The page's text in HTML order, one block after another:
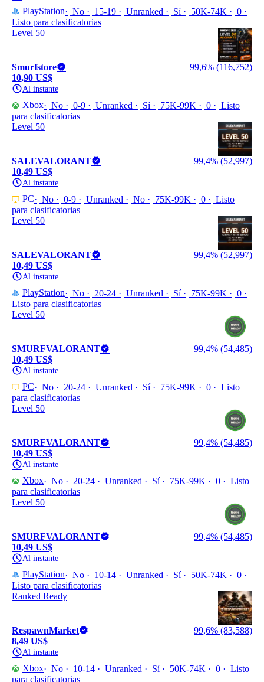
PlayStation No 15-19 Unranked Sí 50K-74K
0
Listo para clasificatorias
Level 50
Smurfstore
99,6% (116,752)
10,90 US$
Al instante
Xbox No 0-9 Unranked Sí 75K-99K 0
Listo
para clasificatorias
Level 50
SALEVALORANT
99,4% (52,997)
10,49 US$
Al instante
PC No 0-9 Unranked No 75K-99K 0
Listo
para clasificatorias
Level 50
SALEVALORANT
99,4% (52,997)
10,49 US$
Al instante
PlayStation No 20-24 Unranked Sí 75K-99K
0
Listo para clasificatorias
Level 50
SMURFVALORANT
99,4% (54,485)
10,49 US$
Al instante
PC No 20-24 Unranked Sí 75K-99K 0
Listo
para clasificatorias
Level 50
SMURFVALORANT
99,4% (54,485)
10,49 US$
Al instante
Xbox No 20-24 Unranked Sí 75K-99K 0
Listo
para clasificatorias
Level 50
SMURFVALORANT
99,4% (54,485)
10,49 US$
Al instante
PlayStation No 10-14 Unranked Sí 50K-74K
0
Listo para clasificatorias
Ranked Ready
RespawnMarket
99,6% (83,588)
8,49 US$
Al instante
Xbox No 10-14 Unranked Sí 50K-74K 0
Listo
para clasificatorias